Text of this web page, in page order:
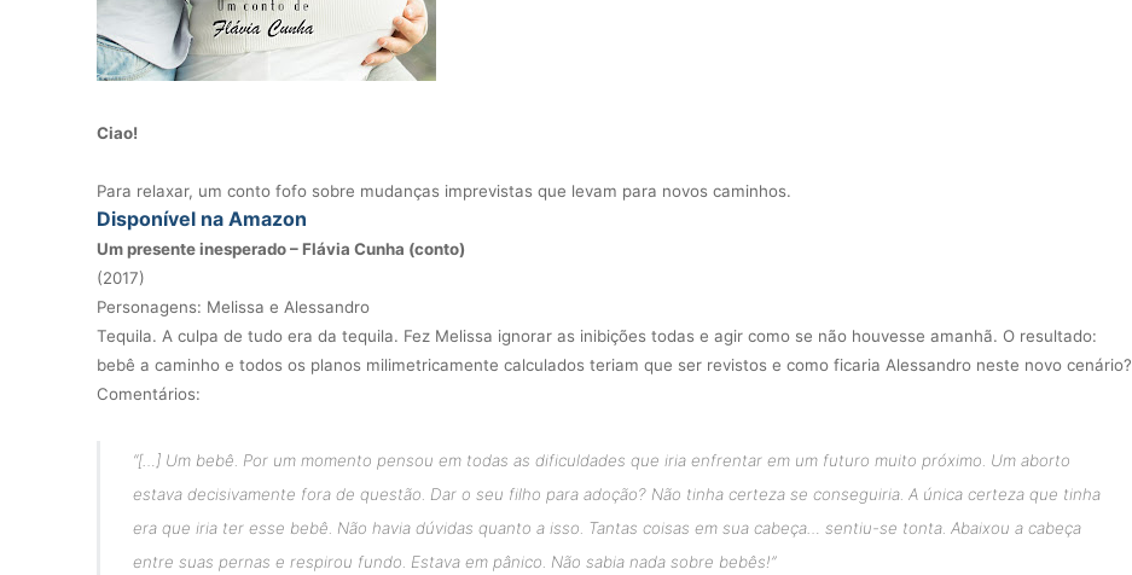
Ciao!
Para relaxar, um conto fofo sobre mudanças imprevistas que levam para novos caminhos.
Disponível na Amazon
Um presente inesperado – Flávia Cunha (conto)
(2017)
Personagens: Melissa e Alessandro
Tequila. A culpa de tudo era da tequila. Fez Melissa ignorar as inibições todas e agir como se não houvesse amanhã. O resultado:
bebê a caminho e todos os planos milimetricamente calculados teriam que ser revistos e como ficaria Alessandro neste novo cenário?
Comentários:
“[…] Um bebê. Por um momento pensou em todas as dificuldades que iria enfrentar em um futuro muito próximo. Um aborto
estava decisivamente fora de questão. Dar o seu filho para adoção? Não tinha certeza se conseguiria. A única certeza que tinha
era que iria ter esse bebê. Não havia dúvidas quanto a isso. Tantas coisas em sua cabeça… sentiu-se tonta. Abaixou a cabeça
entre suas pernas e respirou fundo. Estava em pânico. Não sabia nada sobre bebês!”